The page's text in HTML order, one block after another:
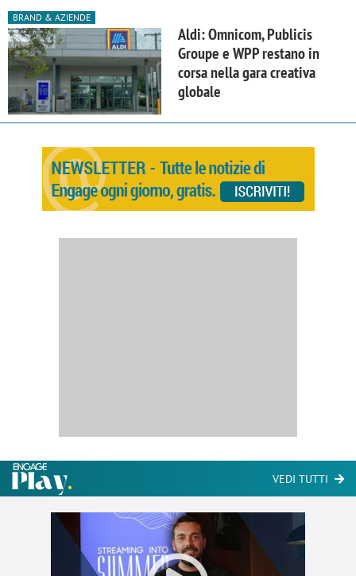
BRAND & AZIENDE
Aldi: Omnicom, Publicis
Groupe e WPP restano in
corsa nella gara creativa
globale
VEDI TUTTI